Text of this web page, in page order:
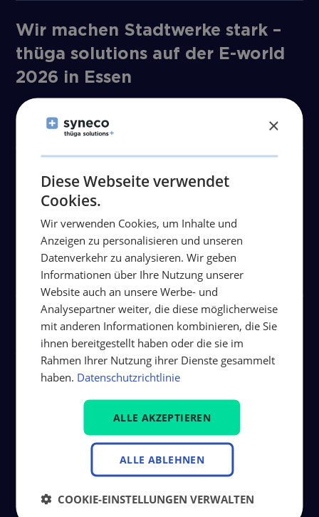
Wir machen Stadtwerke stark –
thüga solutions auf der E-world
2026 in Essen
Artikel lesen
Stadtwerke Freudenstadt mit
neuer Gesellschafterstruktur für
die Zukunft gut aufgestellt.
Artikel lesen
Thüga Aktiengesellschaft
spendet eine Million Euro für
Hochwasseropfer.
Nächste Seite
×
Diese Webseite verwendet
Cookies.
Wir verwenden Cookies, um Inhalte und
Anzeigen zu personalisieren und unseren
Datenverkehr zu analysieren. Wir geben
Informationen über Ihre Nutzung unserer
Website auch an unsere Werbe- und
Analysepartner weiter, die diese möglicherweise
mit anderen Informationen kombinieren, die Sie
ihnen bereitgestellt haben oder die sie im
Rahmen Ihrer Nutzung ihrer Dienste gesammelt
haben. Datenschutzrichtlinie
ALLE AKZEPTIEREN
ALLE ABLEHNEN
COOKIE-EINSTELLUNGEN VERWALTEN